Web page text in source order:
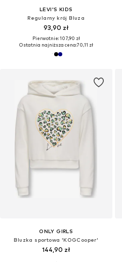
LEVI'S KIDS
Regularny krój Bluza
93,90 zł
Pierwotnie: 107,90 zł
Ostatnia najniższa cena:70,11 zł
ONLY GIRLS
Bluzka sportowa 'KOGCooper'
144,90 zł